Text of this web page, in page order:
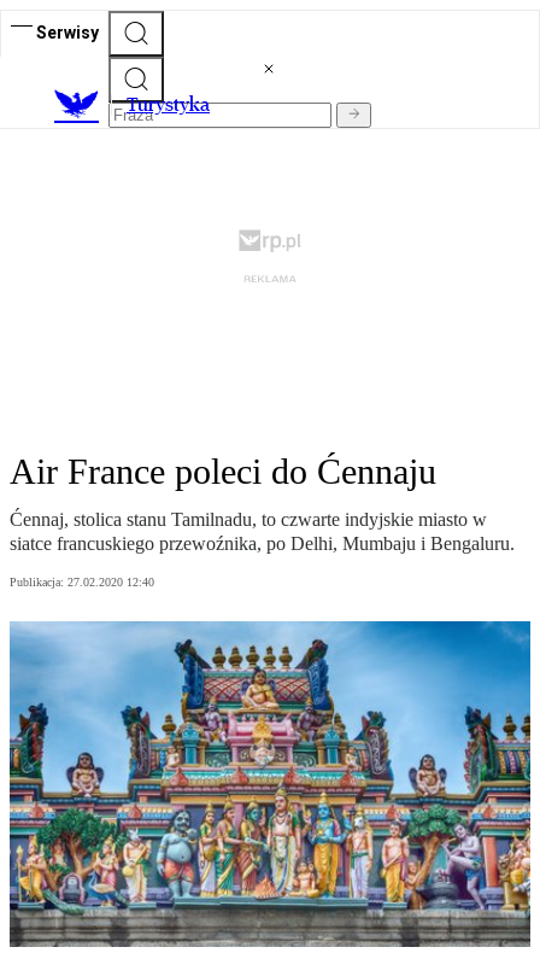
Serwisy
Turystyka
Air France poleci do Ćennaju
Ćennaj, stolica stanu Tamilnadu, to czwarte indyjskie miasto w
siatce francuskiego przewoźnika, po Delhi, Mumbaju i Bengaluru.
Publikacja: 27.02.2020 12:40